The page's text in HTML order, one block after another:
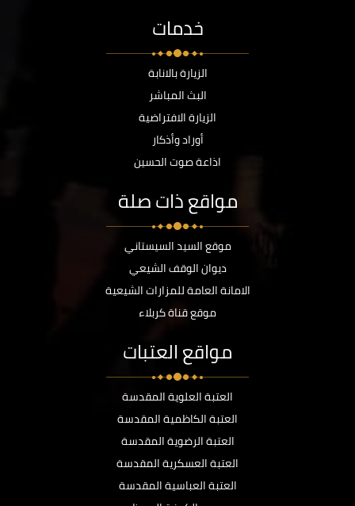
خدمات
الزيارة بالانابة
البث المباشر
الزيارة الافتراضية
أوراد وأذكار
اذاعة صوت الحسين
مواقع ذات صلة
موقع السيد السيستاني
ديوان الوقف الشيعي
الامانة العامة للمزارات الشيعية
موقع قناة كربلاء
مواقع العتبات
العتبة العلوية المقدسة
العتبة الكاظمية المقدسة
العتبة الرضوية المقدسة
العتبة العسكرية المقدسة
العتبة العباسية المقدسة